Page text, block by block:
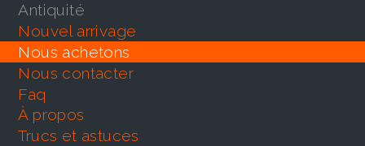
antiquité
nouvel arrivage
nous achetons
nous contacter
faq
À propos
trucs et astuces